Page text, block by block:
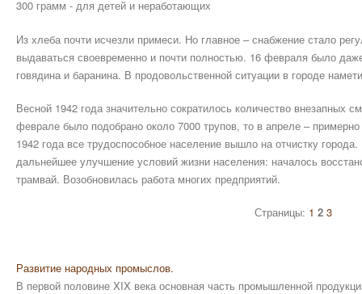
300 грамм - для детей и неработающих
Из хлеба почти исчезли примеси. Но главное – снабжение стало
выдаваться своевременно и почти полностью. 16 февраля было
говядина и баранина. В продовольственной ситуации в городе
Весной 1942 года значительно сократилось количество внезапных
феврале было подобрано около 7000 трупов, то в апреле –
1942 года все трудоспособное население вышло на отчистку
дальнейшее улучшение условий жизни населения: началось
трамвай. Возобновилась работа многих предприятий.
Страницы: 1 2 3
Развитие народных промыслов.
В первой половине XIX века основная часть промышленной